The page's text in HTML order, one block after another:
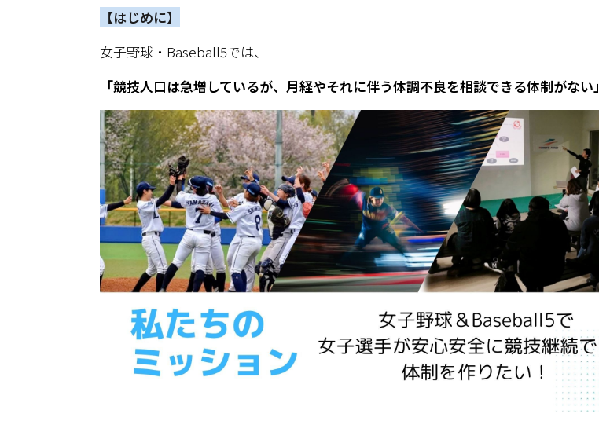
【はじめに】
女子野球・Baseball5では、
「競技人口は急増しているが、月経やそれに伴う体調不良を相談できる体制がない」